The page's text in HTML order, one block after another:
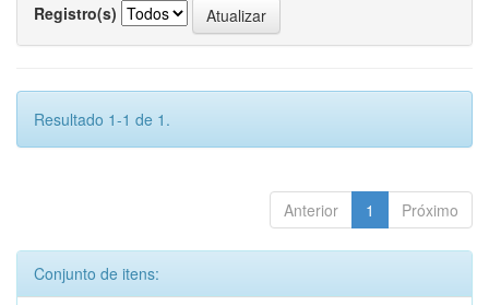
Registro(s)
Resultado 1-1 de 1.
Anterior 1 Próximo
Conjunto de itens: